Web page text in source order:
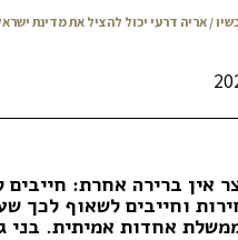
/ אריה דרעי יכול להציל את מדינת
אין ברירה אחרת: חייבים
וחייבים לשאוף לכך
אחדות אמיתית. בני